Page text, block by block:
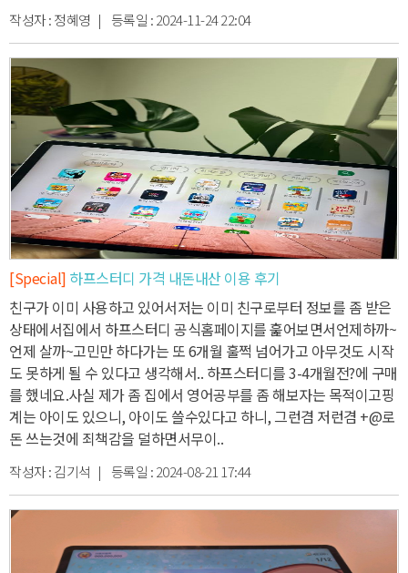
작성자 :정혜영 | 등록일 :2024-11-24 22:04
[Special] 하프스터디 가격 내돈내산 이용 후기
친구가 이미 사용하고 있어서저는 이미 친구로부터 정보를 좀 받은
상태에서집에서 하프스터디 공식홈페이지를 훑어보면서언제하까~
언제 살까~고민만 하다가는 또 6개월 훌쩍 넘어가고 아무것도 시작
도 못하게 될 수 있다고 생각해서.. 하프스터디를 3-4개월전?에 구매
를 했네요.사실 제가 좀 집에서 영어공부를 좀 해보자는 목적이고핑
계는 아이도 있으니, 아이도 쓸수있다고 하니, 그런겸 저런겸 +@로
돈 쓰는것에 죄책감을 덜하면서무이..
작성자 :김기석 | 등록일 :2024-08-21 17:44